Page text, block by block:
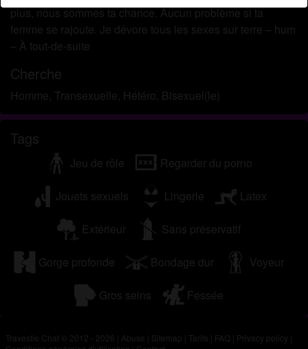
plus, nous sommes ta chance. Aucun problème si ta
femme se rajoute. Je dévore tous les sexes sur terre – hum
– À tout-de-suite
Cherche
Homme, Transexuelle, Hétéro, Bisexuel(le)
Tags
Jeu de rôle Regarder du porno
Jouets sexuels Lingerie Latex
Extérieur Sans préservatif
Gorge profonde Bondage dur Voyeur
Gros seins Fessée
Travestie Chat © 2012 - 2026 Abuse Sitemap Tarifs FAQ Privacy policy